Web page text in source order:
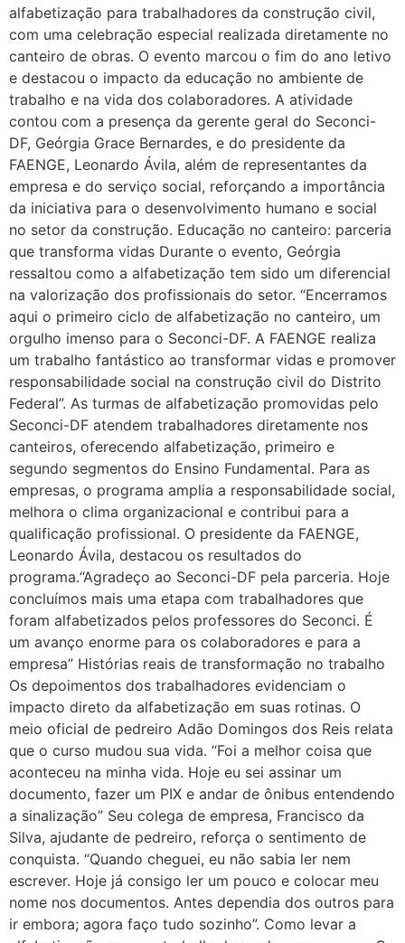
alfabetização para trabalhadores da construção civil,
com uma celebração especial realizada diretamente no
canteiro de obras. O evento marcou o fim do ano letivo
e destacou o impacto da educação no ambiente de
trabalho e na vida dos colaboradores. A atividade
contou com a presença da gerente geral do Seconci-
DF, Geórgia Grace Bernardes, e do presidente da
FAENGE, Leonardo Ávila, além de representantes da
empresa e do serviço social, reforçando a importância
da iniciativa para o desenvolvimento humano e social
no setor da construção. Educação no canteiro: parceria
que transforma vidas Durante o evento, Geórgia
ressaltou como a alfabetização tem sido um diferencial
na valorização dos profissionais do setor. “Encerramos
aqui o primeiro ciclo de alfabetização no canteiro, um
orgulho imenso para o Seconci-DF. A FAENGE realiza
um trabalho fantástico ao transformar vidas e promover
responsabilidade social na construção civil do Distrito
Federal”. As turmas de alfabetização promovidas pelo
Seconci-DF atendem trabalhadores diretamente nos
canteiros, oferecendo alfabetização, primeiro e
segundo segmentos do Ensino Fundamental. Para as
empresas, o programa amplia a responsabilidade social,
melhora o clima organizacional e contribui para a
qualificação profissional. O presidente da FAENGE,
Leonardo Ávila, destacou os resultados do
programa.“Agradeço ao Seconci-DF pela parceria. Hoje
concluímos mais uma etapa com trabalhadores que
foram alfabetizados pelos professores do Seconci. É
um avanço enorme para os colaboradores e para a
empresa” Histórias reais de transformação no trabalho
Os depoimentos dos trabalhadores evidenciam o
impacto direto da alfabetização em suas rotinas. O
meio oficial de pedreiro Adão Domingos dos Reis relata
que o curso mudou sua vida. “Foi a melhor coisa que
aconteceu na minha vida. Hoje eu sei assinar um
documento, fazer um PIX e andar de ônibus entendendo
a sinalização” Seu colega de empresa, Francisco da
Silva, ajudante de pedreiro, reforça o sentimento de
conquista. “Quando cheguei, eu não sabia ler nem
escrever. Hoje já consigo ler um pouco e colocar meu
nome nos documentos. Antes dependia dos outros para
ir embora; agora faço tudo sozinho”. Como levar a